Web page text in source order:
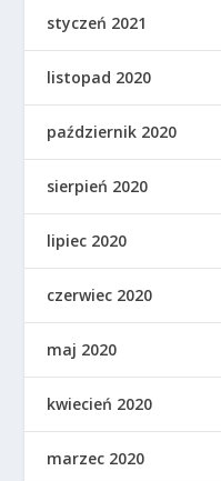
styczeń 2021
listopad 2020
październik 2020
sierpień 2020
lipiec 2020
czerwiec 2020
maj 2020
kwiecień 2020
marzec 2020